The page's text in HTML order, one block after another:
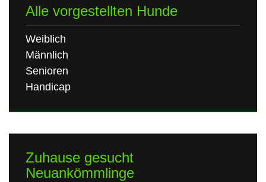
Alle vorgestellten Hunde
Weiblich
Männlich
Senioren
Handicap
Zuhause gesucht
Neuankömmlinge